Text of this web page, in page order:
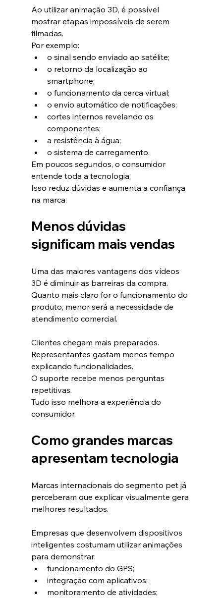
Ao utilizar animação 3D, é possível
mostrar etapas impossíveis de serem
filmadas.
Por exemplo:
o sinal sendo enviado ao satélite;
o retorno da localização ao
smartphone;
o funcionamento da cerca virtual;
o envio automático de notificações;
cortes internos revelando os
componentes;
a resistência à água;
o sistema de carregamento.
Em poucos segundos, o consumidor
entende toda a tecnologia.
Isso reduz dúvidas e aumenta a confiança
na marca.
Menos dúvidas
significam mais vendas
Uma das maiores vantagens dos vídeos
3D é diminuir as barreiras da compra.
Quanto mais claro for o funcionamento do
produto, menor será a necessidade de
atendimento comercial.
Clientes chegam mais preparados.
Representantes gastam menos tempo
explicando funcionalidades.
O suporte recebe menos perguntas
repetitivas.
Tudo isso melhora a experiência do
consumidor.
Como grandes marcas
apresentam tecnologia
Marcas internacionais do segmento pet já
perceberam que explicar visualmente gera
melhores resultados.
Empresas que desenvolvem dispositivos
inteligentes costumam utilizar animações
para demonstrar:
funcionamento do GPS;
integração com aplicativos;
monitoramento de atividades;